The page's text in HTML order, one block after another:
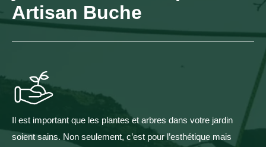
Artisan Buche
Il est important que les plantes et arbres dans votre jardin
soient sains. Non seulement, c’est pour l’esthétique mais